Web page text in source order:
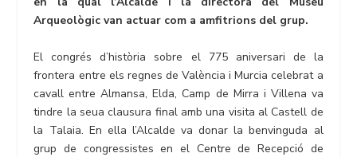
Arqueològic van actuar com a amfitrions del grup.
El congrés d’història sobre el 775 aniversari de la
frontera entre els regnes de València i Murcia celebrat a
cavall entre Almansa, Elda, Camp de Mirra i Villena va
tindre la seua clausura final amb una visita al Castell de
la Talaia. En ella l’Alcalde va donar la benvinguda al
grup de congressistes en el Centre de Recepció de